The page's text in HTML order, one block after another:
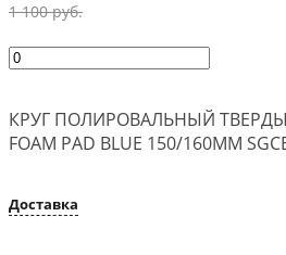
1 100 руб.
КРУГ ПОЛИРОВАЛЬНЫЙ
FOAM PAD BLUE 150/160ММ
Доставка